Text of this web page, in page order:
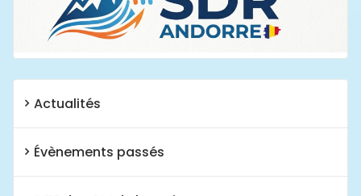
Actualités
Évènements passés